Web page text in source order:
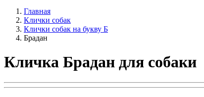
Главная
Клички собак
Клички собак на букву Б
Брадан
Кличка Брадан для собаки